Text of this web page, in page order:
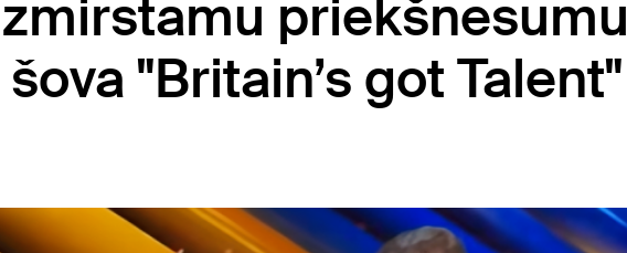
priekšnesumu
"Britain’s got Talent"